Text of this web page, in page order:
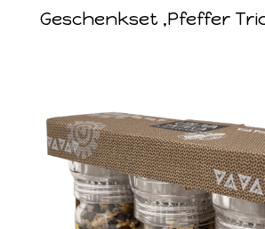
Geschenkset ‚Pfeffer